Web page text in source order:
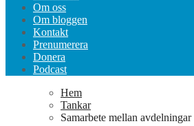
Om oss
Om bloggen
Kontakt
Prenumerera
Donera
Podcast
Hem
Tankar
Samarbete mellan avdelningar